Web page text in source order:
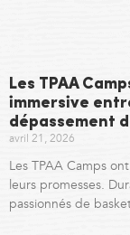
Les TPAA
immersive
dépassement
avril 21, 2026
Les TPAA Camps
leurs promesses.
passionnés de